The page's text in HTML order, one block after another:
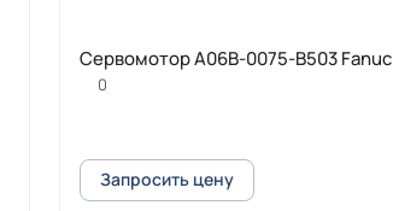
Cервомотор A06B-0075-B503 Fanuc
0
Запросить цену